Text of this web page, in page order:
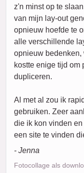
z'n minst op te
van mijn lay-out
opnieuw hoefde te
alle verschillende
opnieuw bedenken,
kostte enige tijd om
dupliceren.
Al met al zou ik
gebruiken. Zeer
die ik kon vinden
een site te vinden
- Jenna
Fotocollage als